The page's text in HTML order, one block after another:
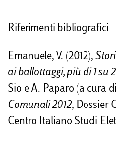
Riferimenti bibliografici
Emanuele, V. (2012),
ai ballottaggi, più di 1 su
Sio e A. Paparo (a cura
Comunali 2012, Dossier
Centro Italiano Studi